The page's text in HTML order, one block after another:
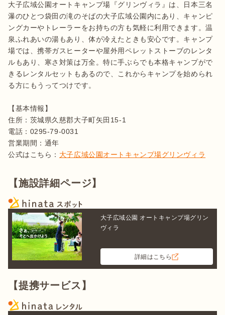
大子広域公園オートキャンプ場『グリンヴィラ』は、日本三名
瀑のひとつ袋田の滝のそばの大子広域公園内にあり、キャンピ
ングカーやトレーラーをお持ちの方も気軽に利用できます。温
泉ふれあいの湯もあり、体が冷えたときも安心です。キャンプ
場では、携帯ガスヒーターや屋外用ペレットストーブのレンタ
ルもあり、寒さ対策は万全。特に手ぶらでも本格キャンプがで
きるレンタルセットもあるので、これからキャンプを始められ
る方にもうってつけです。
【基本情報】
住所：茨城県久慈郡大子町矢田15-1
電話：0295-79-0031
営業期間：通年
公式はこちら： 大子広域公園オートキャンプ場グリンヴィラ
【施設詳細ページ】
大子広域公園 オートキャンプ場グリン
ヴィラ
詳細はこちら
【提携サービス】